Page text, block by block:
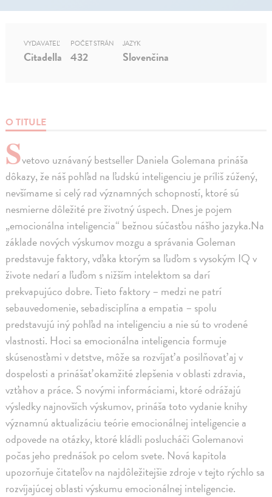
O TITULE
Svetovo uznávaný bestseller Daniela Golemana prináša
dôkazy, že náš pohľad na ľudskú inteligenciu je príliš zúžený,
nevšímame si celý rad významných schopností, ktoré sú
nesmierne dôležité pre životný úspech. Dnes je pojem
„emocionálna inteligencia“ bežnou súčasťou nášho jazyka.Na
základe nových výskumov mozgu a správania Goleman
predstavuje faktory, vďaka ktorým sa ľuďom s vysokým IQ v
živote nedarí a ľuďom s nižším intelektom sa darí
prekvapujúco dobre. Tieto faktory – medzi ne patrí
sebauvedomenie, sebadisciplína a empatia – spolu
predstavujú iný pohľad na inteligenciu a nie sú to vrodené
vlastnosti. Hoci sa emocionálna inteligencia formuje
skúsenosťami v detstve, môže sa rozvíjať a posilňovať aj v
dospelosti a prinášať okamžité zlepšenia v oblasti zdravia,
vzťahov a práce. S novými informáciami, ktoré odrážajú
výsledky najnovších výskumov, prináša toto vydanie knihy
významnú aktualizáciu teórie emocionálnej inteligencie a
odpovede na otázky, ktoré kládli poslucháči Golemanovi
počas jeho prednášok po celom svete. Nová kapitola
upozorňuje čitateľov na najdôležitejšie zdroje v tejto rýchlo sa
rozvíjajúcej oblasti výskumu emocionálnej inteligencie.
VYDAVATEĽ
Citadella
POČET STRÁN
432
JAZYK
Slovenčina